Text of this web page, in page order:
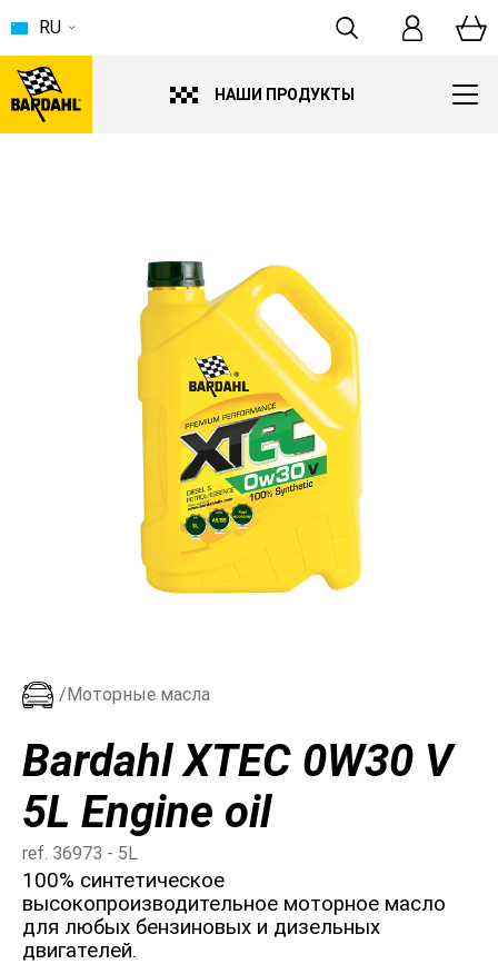
НАШИ ПРОДУКТЫ
RU
/Моторные масла
Bardahl XTEC 0W30 V
5L Engine oil
ref. 36973 - 5L
100% синтетическое
высокопроизводительное моторное масло
для любых бензиновых и дизельных
двигателей.